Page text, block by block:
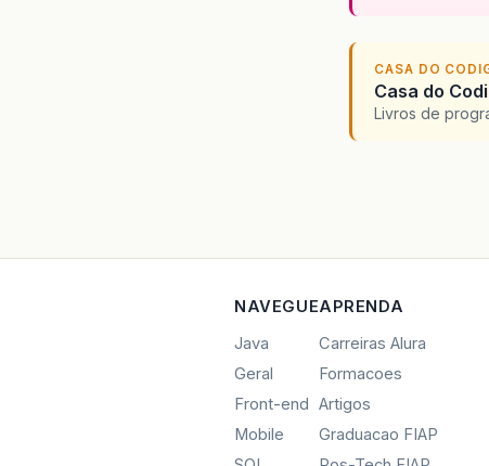
CASA DO
Casa do
Livros de
NAVEGUE
Java
Geral
Front-end
Mobile
APRENDA
Carreiras Alura
Formacoes
Artigos
Graduacao FIAP